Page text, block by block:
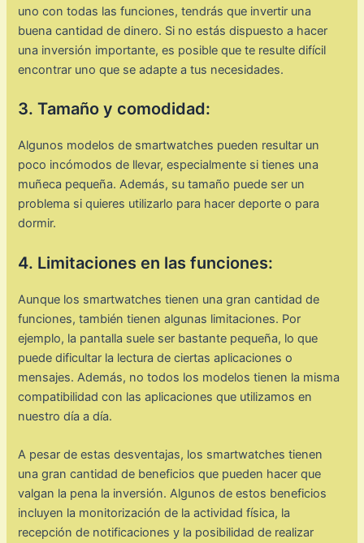
uno con todas las funciones, tendrás que invertir una
buena cantidad de dinero. Si no estás dispuesto a hacer
una inversión importante, es posible que te resulte difícil
encontrar uno que se adapte a tus necesidades.
3. Tamaño y comodidad:
Algunos modelos de smartwatches pueden resultar un
poco incómodos de llevar, especialmente si tienes una
muñeca pequeña. Además, su tamaño puede ser un
problema si quieres utilizarlo para hacer deporte o para
dormir.
4. Limitaciones en las funciones:
Aunque los smartwatches tienen una gran cantidad de
funciones, también tienen algunas limitaciones. Por
ejemplo, la pantalla suele ser bastante pequeña, lo que
puede dificultar la lectura de ciertas aplicaciones o
mensajes. Además, no todos los modelos tienen la misma
compatibilidad con las aplicaciones que utilizamos en
nuestro día a día.
A pesar de estas desventajas, los smartwatches tienen
una gran cantidad de beneficios que pueden hacer que
valgan la pena la inversión. Algunos de estos beneficios
incluyen la monitorización de la actividad física, la
recepción de notificaciones y la posibilidad de realizar